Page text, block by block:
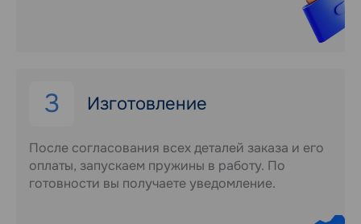
3 Изготовление
После согласования всех деталей заказа и его
оплаты, запускаем пружины в работу. По
готовности вы получаете уведомление.